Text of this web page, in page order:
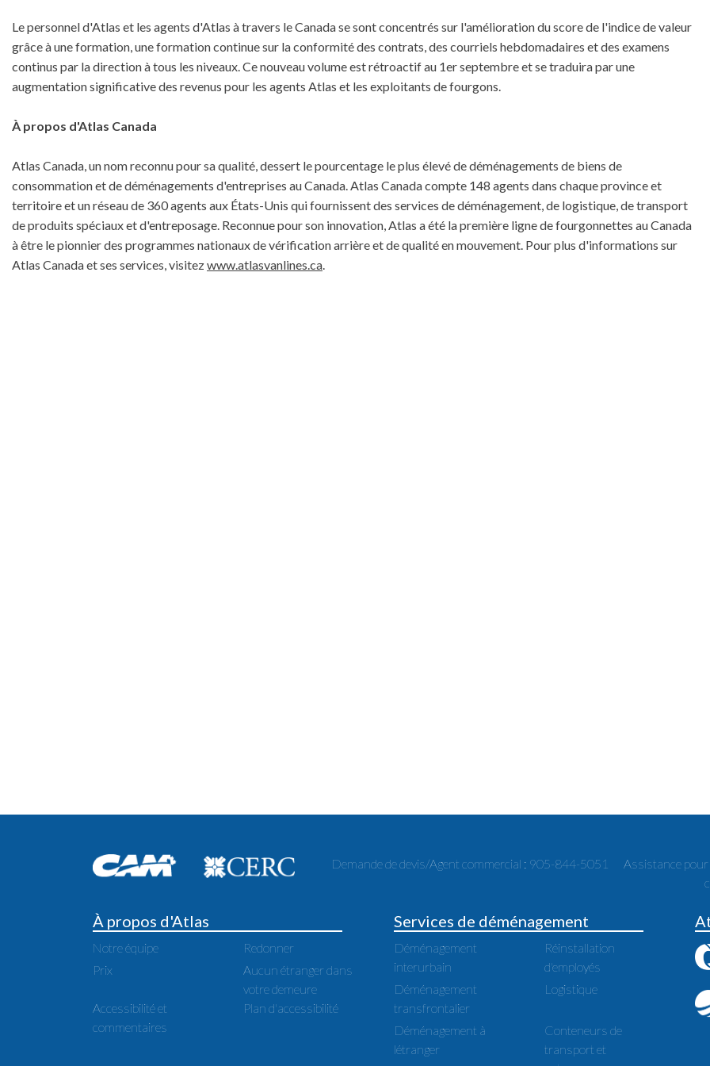
Le personnel d'Atlas et les agents d'Atlas à travers le Canada se sont concentrés sur l'amélioration du score de l'indice de valeur
grâce à une formation, une formation continue sur la conformité des contrats, des courriels hebdomadaires et des examens
continus par la direction à tous les niveaux. Ce nouveau volume est rétroactif au 1er septembre et se traduira par une
augmentation significative des revenus pour les agents Atlas et les exploitants de fourgons.
À propos d'Atlas Canada
Atlas Canada, un nom reconnu pour sa qualité, dessert le pourcentage le plus élevé de déménagements de biens de
consommation et de déménagements d'entreprises au Canada. Atlas Canada compte 148 agents dans chaque province et
territoire et un réseau de 360 agents aux États-Unis qui fournissent des services de déménagement, de logistique, de transport
de produits spéciaux et d'entreposage. Reconnue pour son innovation, Atlas a été la première ligne de fourgonnettes au Canada
à être le pionnier des programmes nationaux de vérification arrière et de qualité en mouvement. Pour plus d'informations sur
Atlas Canada et ses services, visitezwww.atlasvanlines.ca.
Demande de devis/Agent commercial : 905-844-5051
Assistance
À propos d'Atlas
Notre équipe
Redonner
Prix
Aucun étranger dans
votre demeure
Accessibilité et
commentaires
Plan d'accessibilité
Services de déménagement
Déménagement
interurbain
Réinstallation
d'employés
Déménagement
transfrontalier
Logistique
Déménagement à
létranger
Conteneurs de
transport et